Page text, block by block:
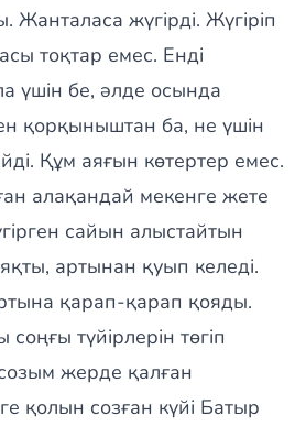
Жанталаса жүгірді. Жүгіріп
тоқтар емес. Енді
үшін бе, әлде осында
қорқыныштан ба, не үшін
Құм аяғын көтертер емес.
алақандай мекенге жете
сайын алыстайтын
артынан қуып келеді.
қарап-қарап қояды.
түйірлерін төгіп
жерде қалған
қолын созған күйі Батыр